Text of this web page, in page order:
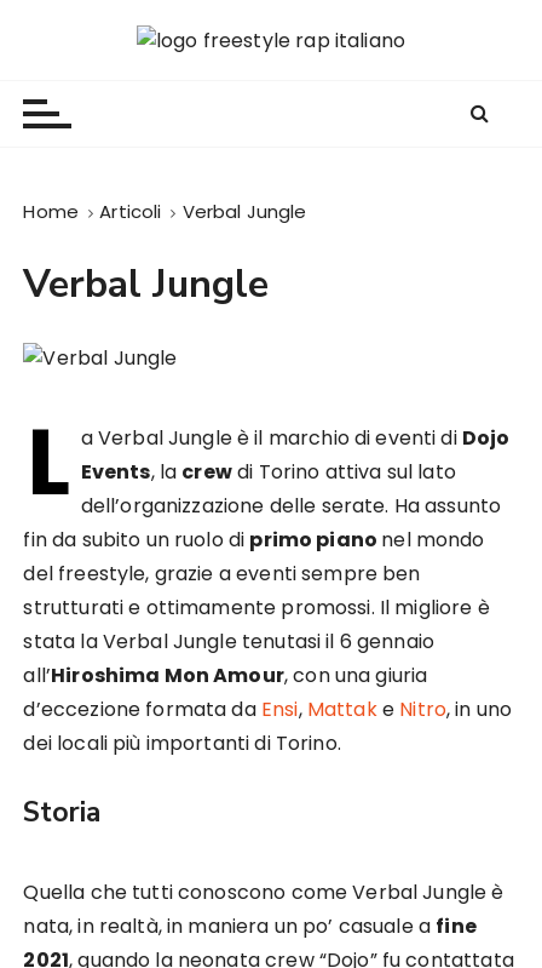
Home Articoli Verbal Jungle
Verbal Jungle
L a Verbal Jungle è il marchio di eventi di Dojo
Events, la crewdi Torino attiva sul lato
dell’organizzazione delle serate. Ha assunto
fin da subito un ruolo di primo piano nel mondo
del freestyle, grazie a eventi sempre ben
strutturati e ottimamente promossi. Il migliore è
stata la Verbal Jungle tenutasi il 6 gennaio
all’Hiroshima Mon Amour, con una giuria
d’eccezione formata da Ensi, Mattake Nitro, in uno
dei locali più importanti di Torino.
Storia
Quella che tutti conoscono come Verbal Jungle è
nata, in realtà, in maniera un po’ casuale a fine
2021, quando la neonata crew “Dojo” fu contattata